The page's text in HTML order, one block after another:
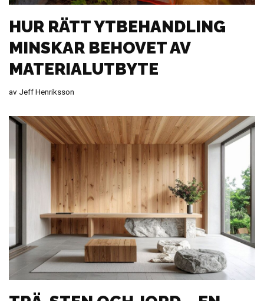
HUR RÄTT YTBEHANDLING
MINSKAR BEHOVET AV
MATERIALUTBYTE
avJeff Henriksson